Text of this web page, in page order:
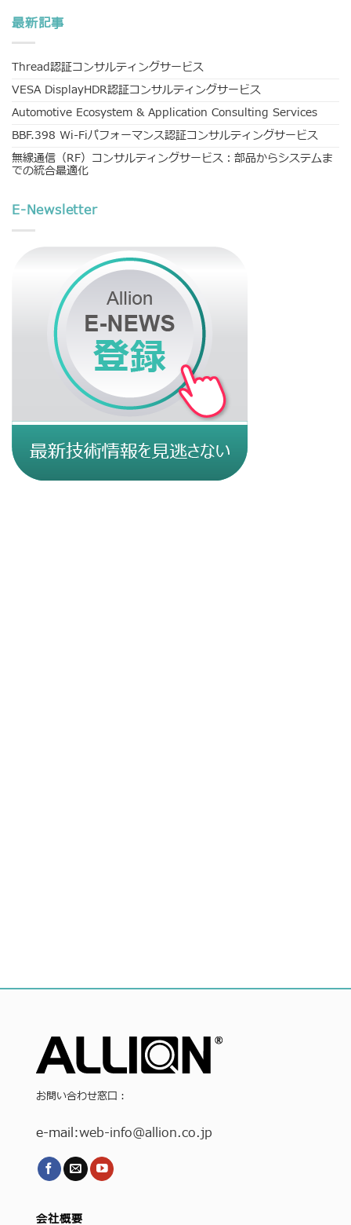
最新記事
Thread認証コンサルティングサービス
VESA DisplayHDR認証コンサルティングサービス
Automotive Ecosystem & Application Consulting Services
BBF.398 Wi-Fiパフォーマンス認証コンサルティングサービス
無線通信（RF）コンサルティングサービス：部品からシステムま
での統合最適化
E-Newsletter
お問い合わせ窓口：
e-mail:web-info@allion.co.jp
会社概要